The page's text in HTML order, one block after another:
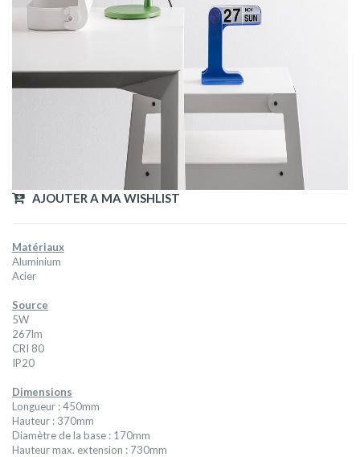
AJOUTER A MA WISHLIST
Matériaux
Aluminium
Acier
Source
5W
267lm
CRI 80
IP20
Dimensions
Longueur : 450mm
Hauteur : 370mm
Diamètre de la base : 170mm
Hauteur max. extension : 730mm